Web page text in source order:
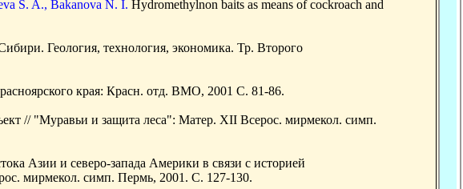
S. A., Bakanova N. I. Hydromethylnon baits as means of cockroach and
Геология, технология, экономика. Тр. Второго
края: Красн. отд. ВМО, 2001 С. 81-86.
// "Муравьи и защита леса": Матер. XII Всерос. мирмекол. симп.
Азии и северо-запада Америки в связи с историей
мирмекол. симп. Пермь, 2001. С. 127-130.